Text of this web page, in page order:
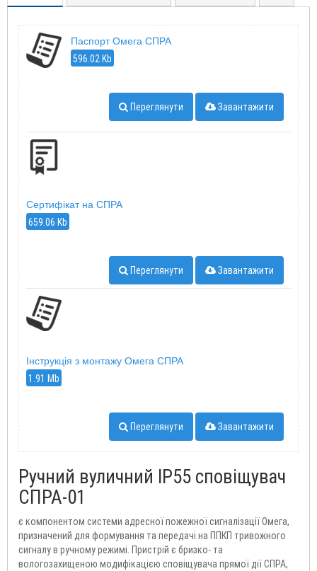
Паспорт Омега СПРА
596.02 Kb
Переглянути Завантажити
Сертифікат на СПРА
659.06 Kb
Переглянути Завантажити
Інструкція з монтажу Омега СПРА
1.91 Mb
Переглянути Завантажити
Ручний вуличний IP55 сповіщувач
СПРА-01
є компонентом системи адресної пожежної сигналізації Омега,
призначений для формування та передачі на ППКП тривожного
сигналу в ручному режимі. Пристрій є бризко- та
вологозахищеною модифікацією сповіщувача прямої дії СПРА,